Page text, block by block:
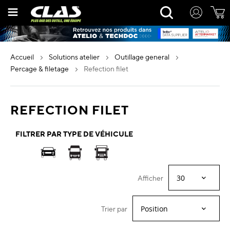
contenu
Rechercher
accueil solutions atelier
outillage general
percage & filetage
refection filet
REFECTION FILET
FILTRER PAR TYPE DE VÉHICULE
Afficher
Trier par